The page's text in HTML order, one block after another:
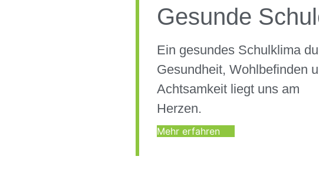
Gesunde
Ein gesundes Schulklima
Gesundheit, Wohlbefinden
Achtsamkeit liegt uns am
Herzen.
Mehr erfahren